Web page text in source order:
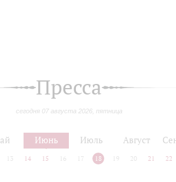
Пресса
сегодня 07 августа 2026, пятница
Июнь Июль Август
13 14 15 16 17 18 19 20 21 22